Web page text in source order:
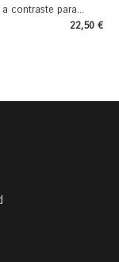
contraste para...
22,50 €